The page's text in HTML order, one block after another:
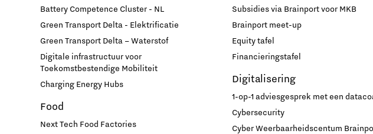
Sta jij ook in het rood?
Speciaal voor onze newborn pioneers!
in
Werken in Brainport
Doorzoek alle tech- en IT-vacatures in Brainport
innovaties en
Programmabureau Green & Smart Mobility
- Green Transport Delta Elektrificatie
- Green Transport Delta Waterstof
- Digitale infrastructuur voor
Toekomstbestendige Mobiliteit
Equity tafel
Financieringstafel
Duurzaamheid
Netcongestie in de Brainportregio
World Citizenship Academy
Insidr: kennishub voor internationals
Publicaties Brainport voor
- Project Beethoven 2024
- Nationaal Versterkingsplan Microchip-talent
Europese projecten
Battery Competence Cluster - NL
Green Transport Delta - Elektrificatie
Green Transport Delta – Waterstof
Digitale infrastructuur voor
Toekomstbestendige Mobiliteit
Charging Energy Hubs
Food
Next Tech Food Factories
Subsidies via Brainport voor MKB
Brainport meet-up
Equity tafel
Financieringstafel
Digitalisering
1-op-1 adviesgesprek met een
Cybersecurity
Cyber Weerbaarheidscentum